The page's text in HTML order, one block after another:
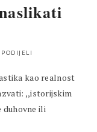
PODIJELI
kao realnost
,,istorijskim
duhovne ili